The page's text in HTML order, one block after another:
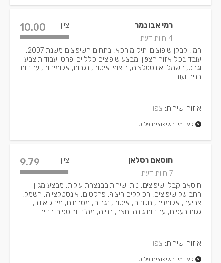
רמי אבו נמר
4 חוות דעת
ציון: 10.00
רמי, קבלן שיפוצים ותיק מירכא, בתחום השיפוצים משנת 2007,
עובד בכל אזור הצפון. מבצע שיפוצים כלליים ופרט: עבודות צבע
וגבס, חשמל ואינסטלציה, ריצוף ואיטום, נגרות, אלומיניום, עבודות
בניה ועוד..
איזורי שירות: צפון
לא זמין בשיפוצים פלוס
חוסאם רסלאן
7 חוות דעת
ציון: 9.79
חוסאם קבלן שיפוצים, נותן שירות בבנצרת עילית, מבצע מגוון
רחב של שיפוצים, הכוללים ריצוף, פרקטים, אינסטלצייה, חשמל,
צביעה, אלומנים, חלונות, איטום, נגרות, מטבחים, מיזוג אוויר,
גגות רעפים, עבודות גינה וחצר, בנייה, ממ"ד ותוספות בנייה.
איזורי שירות: צפון
לא זמין בשיפוצים פלוס